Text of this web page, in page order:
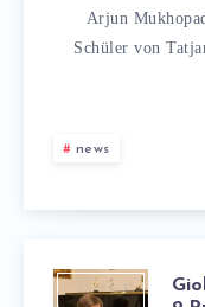
Arjun
Schüler von
news